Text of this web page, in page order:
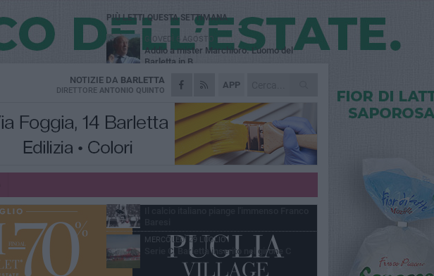
APP
NOTIZIE DA BARLETTA
DIRETTORE ANTONIO QUINTO
PIÙ LETTI QUESTA SETTIMANA
GIOVEDÌ 6 AGOSTO
Addio a mister Marchioro. L'uomo del
Barletta in B
SABATO 1 AGOSTO
Poker di Da Silva, Barletta batte Soccer
Trani 4-1 in amichevole
VENERDÌ 31 LUGLIO
Serie C Sky Wifi: fissate date e orari delle
prime otto giornate di campionato.
VENERDÌ 31 LUGLIO
Barletta 1922: un avvio tostissimo e
VENERDÌ 31 LUGLIO
MERCOLEDÌ 29 LUGLIO
Serie C, Barletta inserito nel girone C